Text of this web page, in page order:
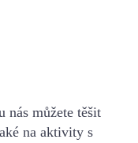
nás můžete těšit
na aktivity s